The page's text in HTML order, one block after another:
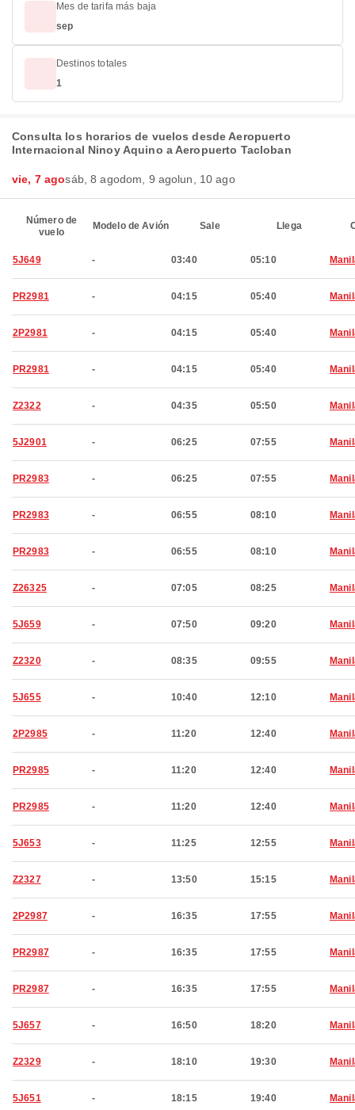
Mes de tarifa más baja
sep
Destinos totales
1
Consulta los horarios de vuelos desde Aeropuerto
Internacional Ninoy Aquino a Aeropuerto Tacloban
vie, 7 agosáb, 8 agodom, 9 agolun, 10 ago
Número de
vuelo
Modelo de Avión Sale Llega
5J649 - 03:40 05:10
PR2981 - 04:15 05:40
2P2981 - 04:15 05:40
PR2981 - 04:15 05:40
Z2322 - 04:35 05:50
5J2901 - 06:25 07:55
PR2983 - 06:25 07:55
PR2983 - 06:55 08:10
PR2983 - 06:55 08:10
Z26325 - 07:05 08:25
5J659 - 07:50 09:20
Z2320 - 08:35 09:55
5J655 - 10:40 12:10
2P2985 - 11:20 12:40
PR2985 - 11:20 12:40
PR2985 - 11:20 12:40
5J653 - 11:25 12:55
Z2327 - 13:50 15:15
2P2987 - 16:35 17:55
PR2987 - 16:35 17:55
PR2987 - 16:35 17:55
5J657 - 16:50 18:20
Z2329 - 18:10 19:30
5J651 - 18:15 19:40